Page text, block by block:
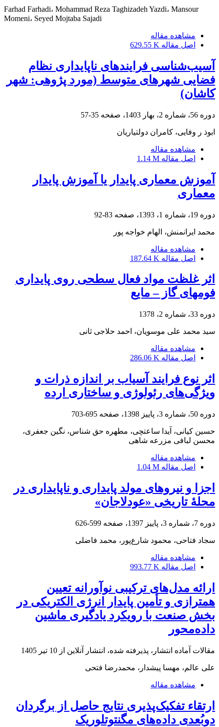
Farhad Farhadi، Mohammad Reza Taghizadeh Yazdi، Mansour
Momeni، Seyed Mojtaba Sajadi
مشاهده مقاله
اصل مقاله 629.55 K
آسیب‌شناسی فرایندهای ناپایداری نظام
فضایی شهرهای متوسط (مورد پژوهی: شهر
کاشان)
دوره 56، شماره 2، بهار 1403، صفحه 35-57
ابوذ ر وفایی، کامران دولتیاریان
مشاهده مقاله
اصل مقاله 1.14 M
آموزش معماری پایدار یا آموزش پایدار
معماری
دوره 19، شماره 1، 1393، صفحه 83-92
محمد ایرانمنش، الهام خواجه پور
مشاهده مقاله
اصل مقاله 187.64 K
اثر غلظت مواد فعال سطحی روی پایداری
فومهای گاز – مایع
دوره 33، شماره 2، 1378
سید محمد علی موسویان، احمد حلاجی ثانی
مشاهده مقاله
اصل مقاله 286.06 K
اثر نوع فرایند آسیاب بر اندازه ذرات و
ویژگی‌های رئولوژی و ساختاری ارده
دوره 50، شماره 3، پاییز 1398، صفحه 695-703
حسین کیانی، آیدا ساعتچی، مطهره حق شناس، نگین جعفری،
محسن لبافی مزرعه شاهی
مشاهده مقاله
اصل مقاله 1.04 M
اجزا و نیروهای مولد پایداری و ناپایداری در
محلۀ تاریخی «عودلاجان»
دوره 7، شماره 3، پاییز 1397، صفحه 599-626
سجاد فتاحی، محمود شارع‌پور، محمد فاضلی
مشاهده مقاله
اصل مقاله 993.77 K
ارائه مدل‌های ترکیبی نوآورانه تعیین
همترازی و تأمین پایدار انرژی الکتریکی در
بخش صنعت با رویکرد یادگیری ماشین
داده‌محور
مقالات آماده انتشار، پذیرفته شده، انتشار آنلاین از 10 تیر 1405
علی عالم، مهسا پیشدار، محمدرضا فتحی
مشاهده مقاله
ارتقاء تفکیک‌پذیری نتایج حاصل از برگردان
دو‌بُعدی داده‌های مگنتوتلوریک